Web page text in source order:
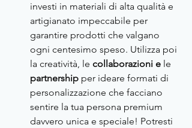
investi in materiali di alta qualità e
artigianato impeccabile per
garantire prodotti che valgano
ogni centesimo speso. Utilizza poi
la creatività, le collaborazioni e le
partnership per ideare formati di
personalizzazione che facciano
sentire la tua persona premium
davvero unica e speciale! Potresti